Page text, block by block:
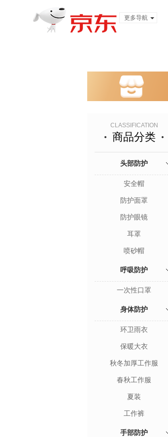
更多导航
CLASSIFICATION
商品分类
头部防护
安全帽
防护面罩
防护眼镜
耳罩
喷砂帽
呼吸防护
一次性口罩
身体防护
环卫雨衣
保暖大衣
秋冬加厚工作服
春秋工作服
夏装
工作裤
手部防护